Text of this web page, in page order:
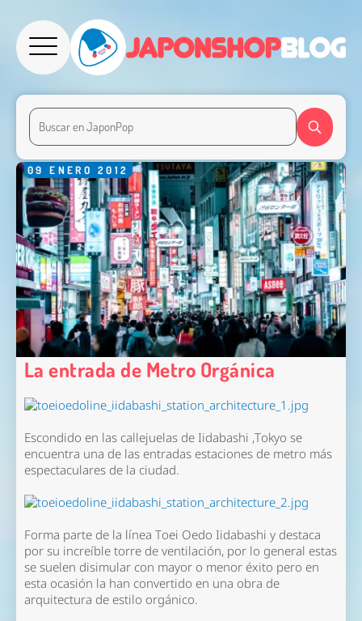
09 ENERO 2012
La entrada de Metro Orgánica
Escondido en las callejuelas de Iidabashi ,Tokyo se
encuentra una de las entradas estaciones de metro más
espectaculares de la ciudad.
Forma parte de la línea Toei Oedo Iidabashi y destaca
por su increíble torre de ventilación, por lo general estas
se suelen disimular con mayor o menor éxito pero en
esta ocasión la han convertido en una obra de
arquitectura de estilo orgánico.